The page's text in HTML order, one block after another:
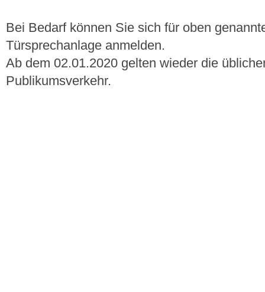
Bei Bedarf können Sie sich für oben
Türsprechanlage anmelden.
Ab dem 02.01.2020 gelten wieder die
Publikumsverkehr.